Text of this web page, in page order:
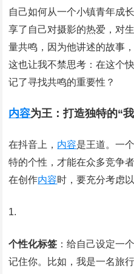
自己如何从一个小镇青年成
享了自己对摄影的热爱，对
量共鸣，因为他讲述的故事
这也让我不禁思考：在这个
记了寻找共鸣的重要性？
内容为王：打造独特的“
在抖音上， 内容是王道。一
特的个性，才能在众多竞争
在创作内容时，要充分考虑
个性化标签 ：给自己设定一
记住你。比如，我是一名旅